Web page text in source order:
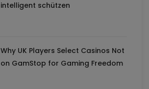
intelligent schützen
Why UK Players Select Casinos Not
on GamStop for Gaming Freedom